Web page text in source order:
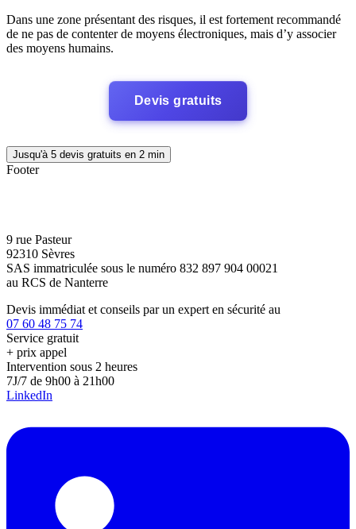
Dans une zone présentant des risques, il est fortement recommandé
de ne pas de contenter de moyens électroniques, mais d’y associer
des moyens humains.
Devis gratuits
Jusqu'à 5 devis gratuits en 2 min
Footer
9 rue Pasteur
92310 Sèvres
SAS immatriculée sous le numéro 832 897 904 00021
au RCS de Nanterre
Devis immédiat et conseils par un expert en sécurité au
07 60 48 75 74
Service gratuit
+ prix appel
Intervention sous 2 heures
7J/7 de 9h00 à 21h00
LinkedIn